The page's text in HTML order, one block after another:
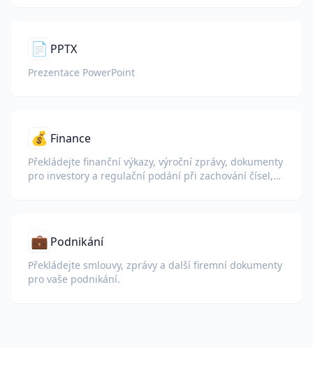
📄 PPTX
Prezentace PowerPoint
💰 Finance
Překládejte finanční výkazy, výroční zprávy, dokumenty
pro investory a regulační podání při zachování čísel,
💼 Podnikání
Překládejte smlouvy, zprávy a další firemní dokumenty
pro vaše podnikání.